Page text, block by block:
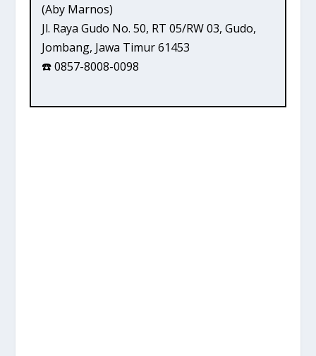
(Aby Marnos)
Jl. Raya Gudo No. 50, RT 05/RW 03, Gudo,
Jombang, Jawa Timur 61453
☎️ 0857-8008-0098